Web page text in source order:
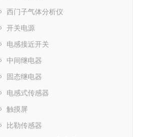
西门子气体分析仪
开关电源
电感接近开关
中间继电器
固态继电器
电感式传感器
触摸屏
比勒传感器